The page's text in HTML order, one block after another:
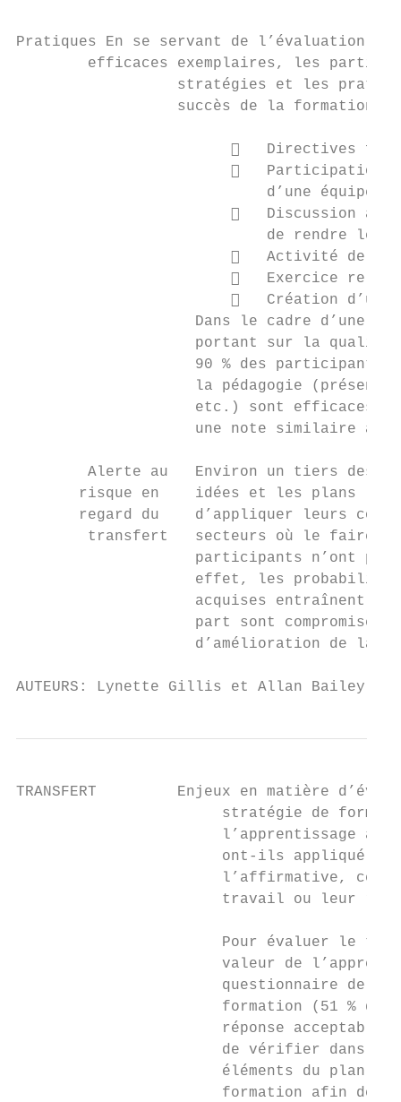
Pratiques En se servant de l’évaluation
efficaces exemplaires, les
stratégies et les
                  succès de la formation :
   Directives
   Participation
d’une équipe à
   Discussion à
de rendre les
   Activité de
   Exercice
   Création d’un
Dans le cadre d’une
portant sur la qualité
90 % des participants
la pédagogie
etc.) sont efficaces
une note similaire à
Alerte au   Environ un tiers des
risque en    idées et les plans
regard du    d’appliquer leurs
transfert   secteurs où le faire.
participants n’ont
effet, les
acquises entraînent un
part sont compromises.
d’amélioration de la
AUTEURS: Lynette Gillis et Allan Bailey,
TRANSFERT         Enjeux en matière
stratégie de
l’apprentissage au
ont-ils appliqué
l’affirmative, cet
travail ou leur
Pour évaluer le
valeur de
questionnaire de
formation (51 %
réponse
de vérifier dans
éléments du plan
formation afin de